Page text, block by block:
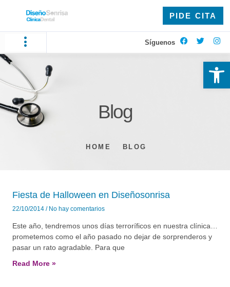
PIDE CITA
Síguenos
Blog
HOME BLOG
Fiesta de Halloween en Diseñosonrisa
22/10/2014 No hay comentarios
Este año, tendremos unos días terroríficos en nuestra clínica…
prometemos como el año pasado no dejar de sorprenderos y
pasar un rato agradable. Para que
Read More »